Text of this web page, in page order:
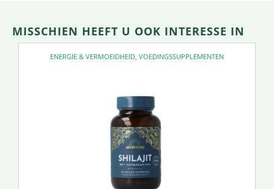
MISSCHIEN HEEFT U OOK INTERESSE IN
ENERGIE & VERMOEIDHEID VOEDINGSSUPPLEMENTEN